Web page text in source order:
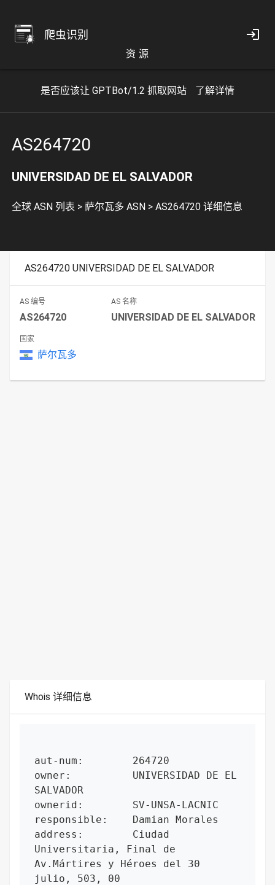
爬虫识别
资 源
是否应该让 GPTBot/1.2 抓取网站 了解详情
AS264720
UNIVERSIDAD DE EL SALVADOR
全球 ASN 列表 > 萨尔瓦多 ASN > AS264720 详细信息
AS264720 UNIVERSIDAD DE EL SALVADOR
AS 编号
AS264720
AS 名称
UNIVERSIDAD DE EL SALVADOR
国家
萨尔瓦多
Whois 详细信息
aut-num:        264720
owner:          UNIVERSIDAD DE EL
SALVADOR
ownerid:        SV-UNSA-LACNIC
responsible:    Damian Morales
address:        Ciudad
Universitaria, Final de
Av.Mártires y Héroes del 30
julio, 503, 00